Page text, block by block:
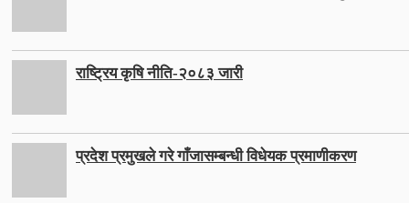
राष्ट्रिय कृषि नीति-२०८३ जारी
प्रदेश प्रमुखले गरे गाँजासम्बन्धी विधेयक प्रमाणीकरण